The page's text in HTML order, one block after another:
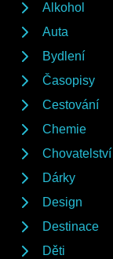
Alkohol
Auta
Bydlení
Časopisy
Cestování
Chemie
Chovatelství
Dárky
Design
Destinace
Děti